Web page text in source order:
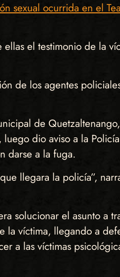
sexual ocurrida en el
el testimonio de la
de los agentes
de
dio aviso a la
darse a la fuga.
llegara la policía”,
solucionar el asunto a
la víctima, llegando a
a las víctimas